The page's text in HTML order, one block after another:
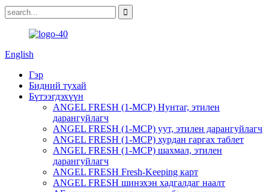
English
Гэр
Бидний тухай
Бүтээгдэхүүн
ANGEL FRESH (1-MCP) Нунтаг, этилен
дарангуйлагч
ANGEL FRESH (1-MCP) уут, этилен дарангуйлагч
ANGEL FRESH (1-MCP) хурдан гаргах таблет
ANGEL FRESH (1-MCP) шахмал, этилен
дарангуйлагч
ANGEL FRESH Fresh-Keeping карт
ANGEL FRESH шинэхэн хадгалдаг наалт